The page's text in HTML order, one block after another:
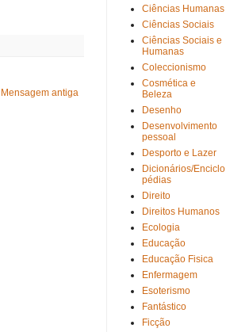
Mensagem antiga
Ciências Humanas
Ciências Sociais
Ciências Sociais e
Humanas
Coleccionismo
Cosmética e
Beleza
Desenho
Desenvolvimento
pessoal
Desporto e Lazer
Dicionários/Enciclo
pédias
Direito
Direitos Humanos
Ecologia
Educação
Educação Fisica
Enfermagem
Esoterismo
Fantástico
Ficção